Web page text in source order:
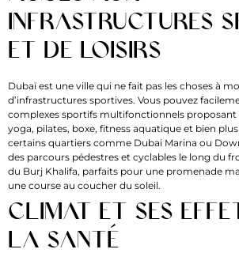
infrastructures
et de loisirs
Dubaï est une ville qui ne fait pas les choses à
d’infrastructures sportives. Vous pouvez
complexes sportifs multifonctionnels proposant
yoga, pilates, boxe, fitness aquatique et bien
certains quartiers comme Dubai Marina ou
des parcours pédestres et cyclables le long du
du Burj Khalifa, parfaits pour une promenade
une course au coucher du soleil.
Climat et ses
la santé